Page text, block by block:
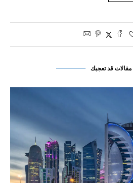
مقالات قد تعجبك